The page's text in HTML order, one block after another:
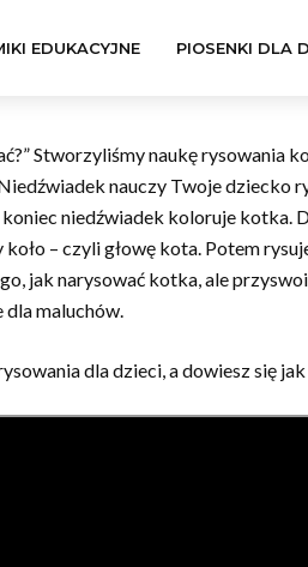
EDUKACYJNE PIOSENKI DLA
Stworzyliśmy naukę
nauczy Twoje dziecko
koniec niedźwiadek koloruje
– czyli głowę kota. Potem
jak narysować kotka, ale
dla maluchów.
dla dzieci, a dowiesz się